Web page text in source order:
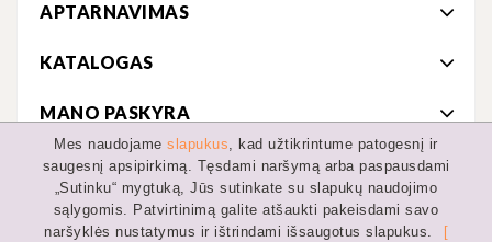
Mes naudojameslapukus, kad užtikrintume patogesnį ir
saugesnį apsipirkimą. Tęsdami naršymą arba paspausdami
„Sutinku“ mygtuką, Jūs sutinkate su slapukų naudojimo
sąlygomis. Patvirtinimą galite atšaukti pakeisdami savo
naršyklės nustatymus ir ištrindami išsaugotus slapukus.
[
APTARNAVIMAS
KATALOGAS
MANO PASKYRA
© 2019-2022 MB Hesperija
Partneris:DviraciuPasaulis.lt